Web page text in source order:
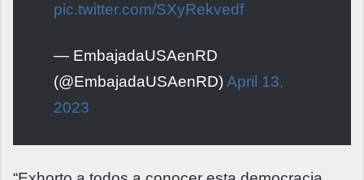
pic.twitter.com/SXyRekvedf
— EmbajadaUSAenRD
(@EmbajadaUSAenRD)April 13,
2023